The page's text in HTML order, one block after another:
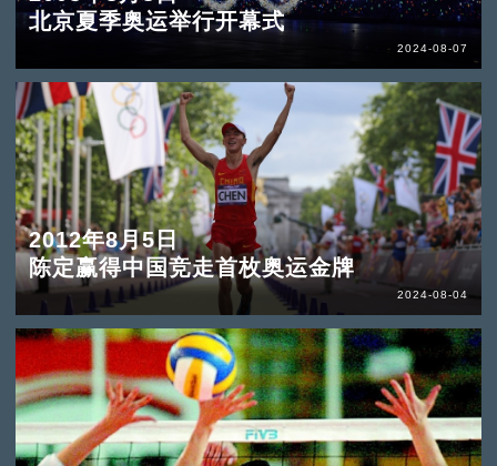
北京夏季奥运举行开幕式
2024-08-07
2012年8月5日
陈定赢得中国竞走首枚奥运金牌
2024-08-04